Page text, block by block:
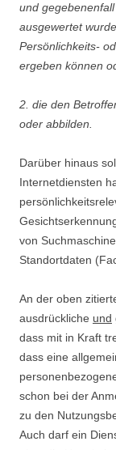
und
ausgewertet
Persönlichkeits-
ergeben können
2. die den
oder abbilden.
Darüber hinaus
Internetdiensten
von
Standortdaten
An der oben
ausdrückliche und
dass mit in Kraft
dass eine
schon bei der
zu den
Auch darf ein